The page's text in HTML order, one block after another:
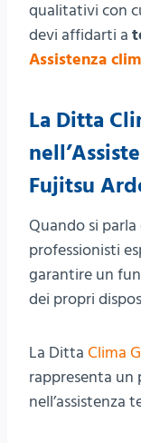
qualitativi con
devi affidarti a
Assistenza
La Ditta
Fujitsu
Quando si
professionisti
garantire un
dei propri
La Ditta Clima
rappresenta
nell’assistenza